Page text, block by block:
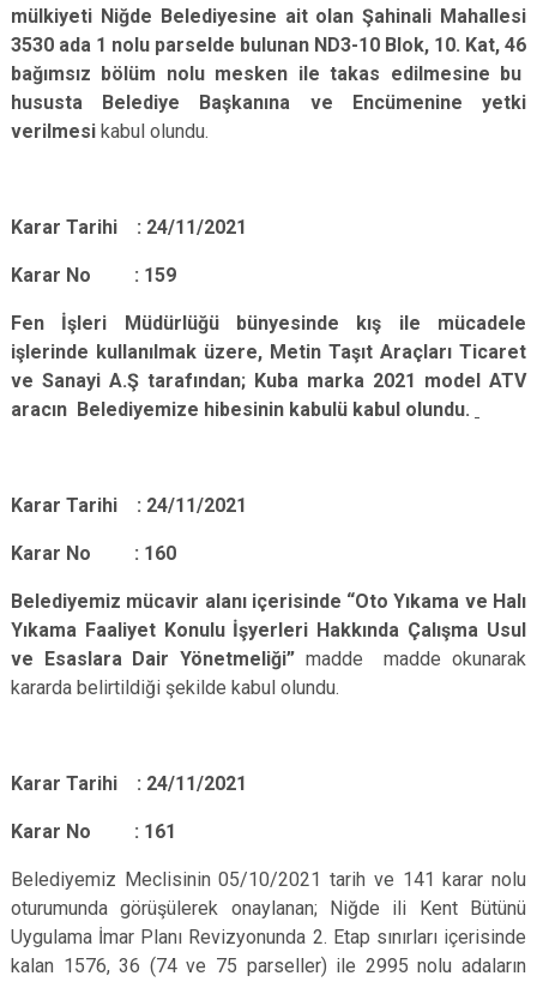
mülkiyeti Niğde Belediyesine ait olan Şahinali Mahallesi
3530 ada 1 nolu parselde bulunan ND3-10 Blok, 10. Kat, 46
bağımsız bölüm nolu mesken ile takas edilmesine bu
hususta Belediye Başkanına ve Encümenine yetki
verilmesi kabul olundu.
Karar Tarihi : 24/11/2021
Karar No : 159
Fen İşleri Müdürlüğü bünyesinde kış ile mücadele
işlerinde kullanılmak üzere, Metin Taşıt Araçları Ticaret
ve Sanayi A.Ş tarafından; Kuba marka 2021 model ATV
aracın Belediyemize hibesinin kabulü kabul olundu.
Karar Tarihi : 24/11/2021
Karar No : 160
Belediyemiz mücavir alanı içerisinde “Oto Yıkama ve Halı
Yıkama Faaliyet Konulu İşyerleri Hakkında Çalışma Usul
ve Esaslara Dair Yönetmeliği” madde madde okunarak
kararda belirtildiği şekilde kabul olundu.
Karar Tarihi : 24/11/2021
Karar No : 161
Belediyemiz Meclisinin 05/10/2021 tarih ve 141 karar nolu
oturumunda görüşülerek onaylanan; Niğde ili Kent Bütünü
Uygulama İmar Planı Revizyonunda 2. Etap sınırları içerisinde
kalan 1576, 36 (74 ve 75 parseller) ile 2995 nolu adaların